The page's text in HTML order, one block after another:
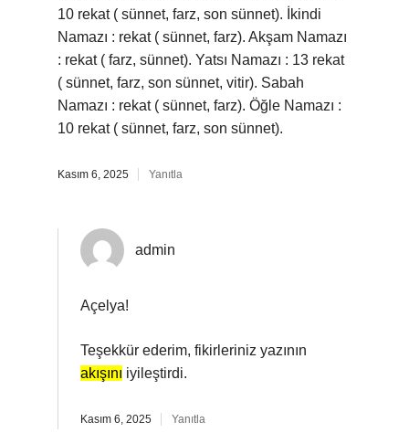
10 rekat ( sünnet, farz, son sünnet). İkindi
Namazı : rekat ( sünnet, farz). Akşam Namazı
: rekat ( farz, sünnet). Yatsı Namazı : 13 rekat
( sünnet, farz, son sünnet, vitir). Sabah
Namazı : rekat ( sünnet, farz). Öğle Namazı :
10 rekat ( sünnet, farz, son sünnet).
Kasım 6, 2025 Yanıtla
admin
Açelya!
Teşekkür ederim, fikirleriniz yazının
akışını iyileştirdi.
Kasım 6, 2025 Yanıtla